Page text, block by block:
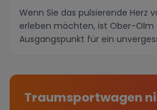
Wenn Sie das pulsierende Herz
erleben möchten, ist Ober-Olm
Ausgangspunkt für ein
Traumsportwagen